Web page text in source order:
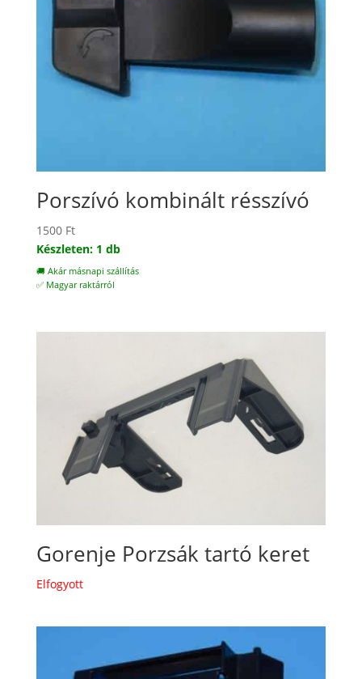
Porszívó kombinált résszívó
1500 Ft
Készleten: 1 db
🚚 Akár másnapi szállítás
✅ Magyar raktárról
Gorenje Porzsák tartó keret
Elfogyott